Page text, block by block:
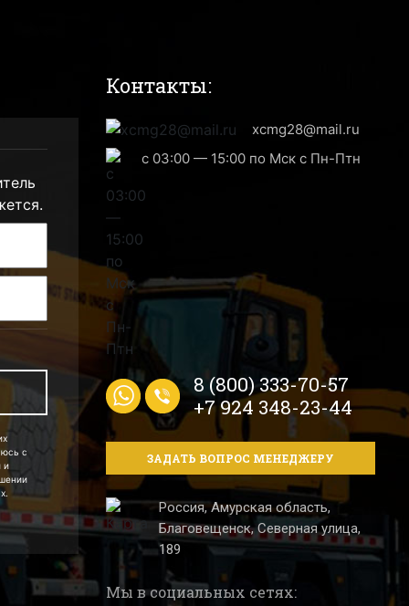
с
и
Контакты:
xcmg28@mail.ru
с 03:00 — 15:00 по Мск с Пн-Птн
8 (800) 333-70-57
+7 924 348-23-44
ЗАДАТЬ ВОПРОС МЕНЕДЖЕРУ
Россия, Амурская область,
Благовещенск, Северная улица,
189
Мы в социальных сетях: